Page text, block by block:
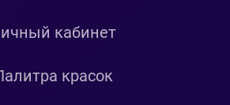
кабинет
красок